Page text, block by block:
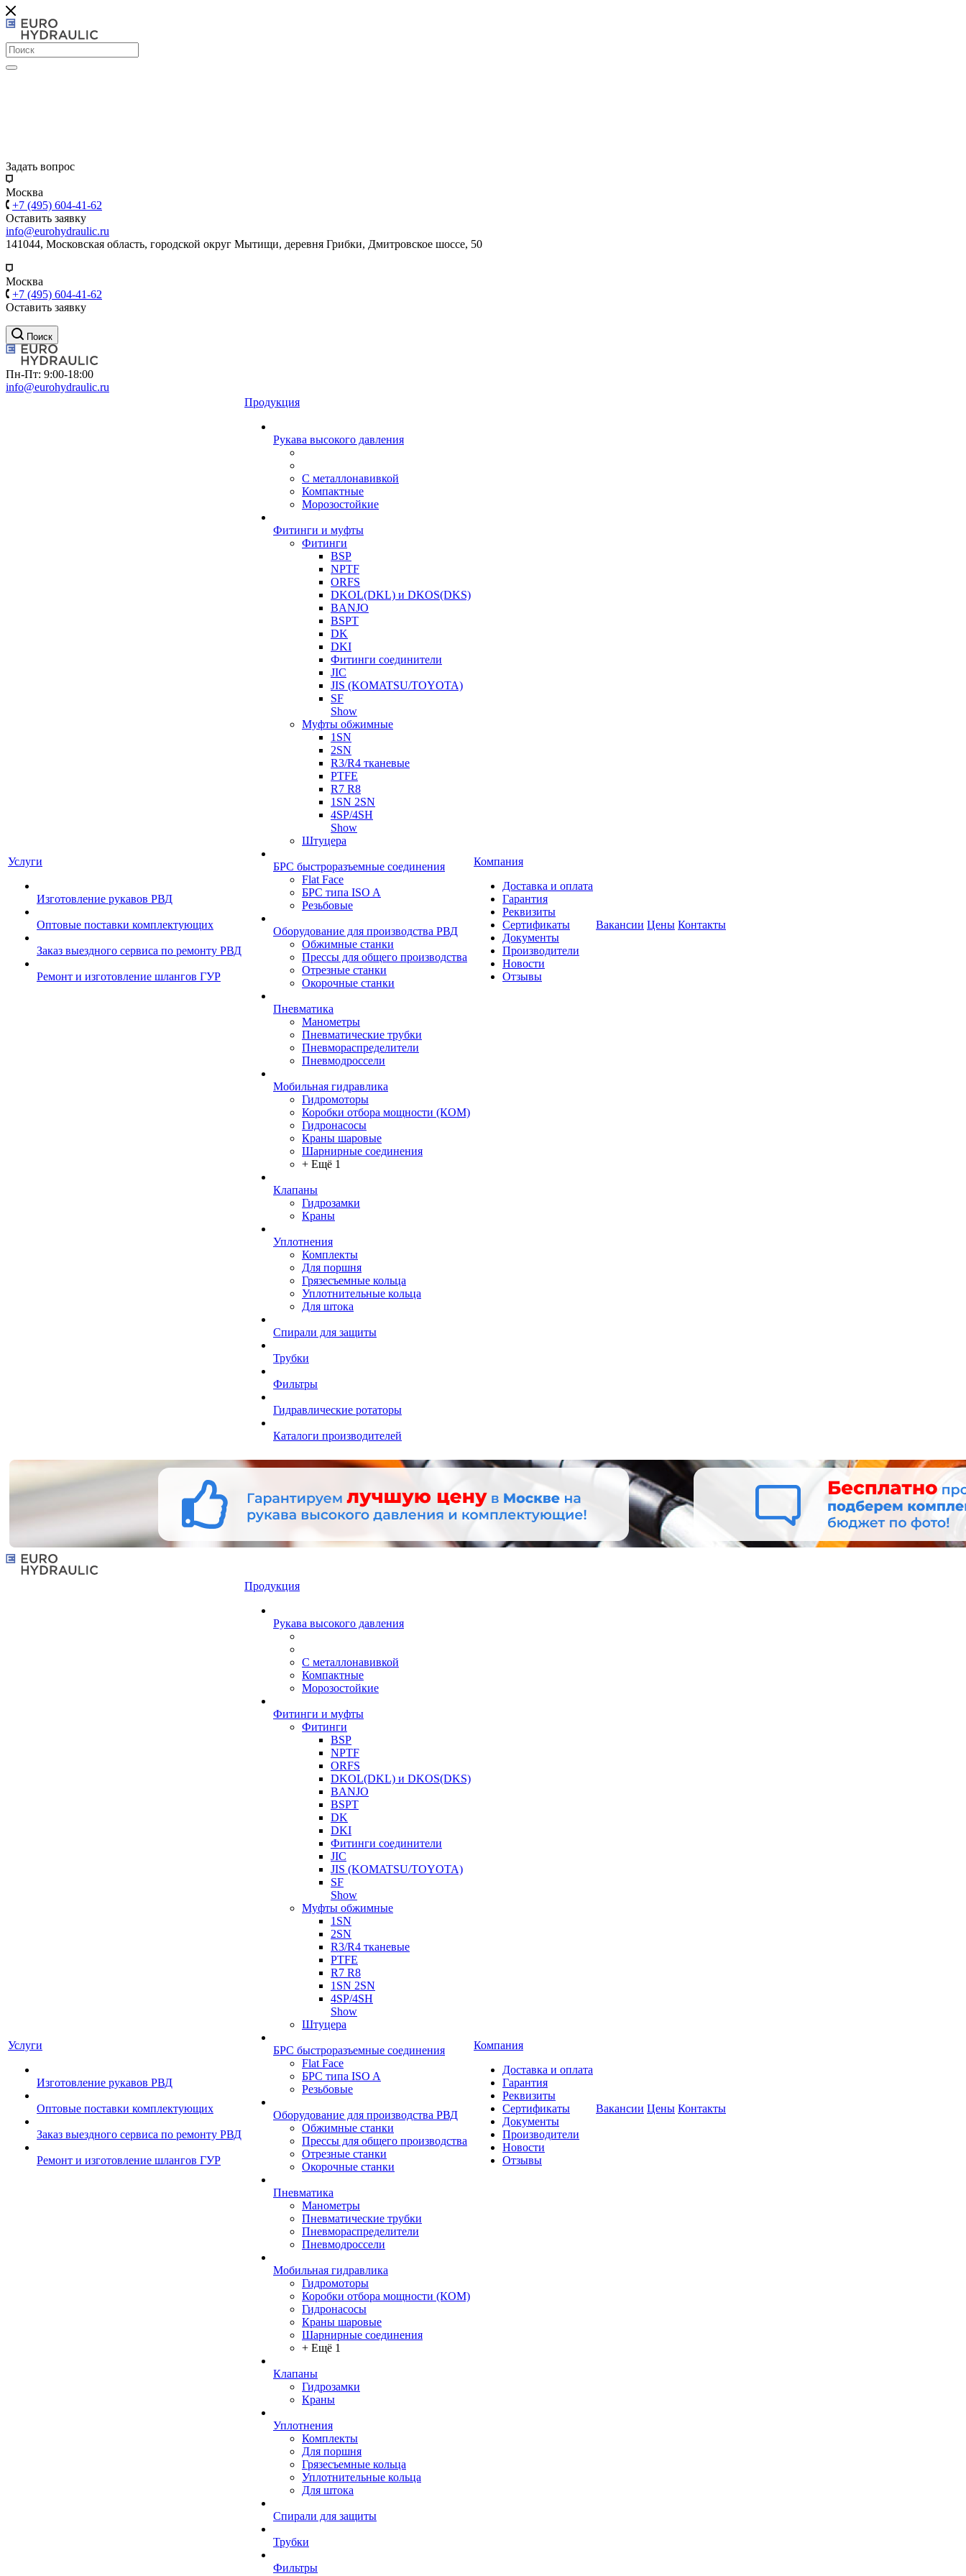
Задать вопрос
Москва
+7 (495) 604-41-62
Оставить заявку
info@eurohydraulic.ru
141044, Московская область, городской округ Мытищи, деревня Грибки, Дмитровское шоссе, 50
Москва
+7 (495) 604-41-62
Оставить заявку
Поиск
Пн-Пт: 9:00-18:00
info@eurohydraulic.ru
Услуги
Изготовление рукавов РВД
Оптовые поставки комплектующих
Заказ выездного сервиса по ремонту РВД
Ремонт и изготовление шлангов ГУР
Продукция
Рукава высокого давления
С металлонавивкой
Компактные
Морозостойкие
Фитинги и муфты
Фитинги
BSP
NPTF
ORFS
DKOL(DKL) и DKOS(DKS)
BANJO
BSPT
DK
DKI
Фитинги соединители
JIC
JIS (KOMATSU/TOYOTA)
SF
Show
Муфты обжимные
1SN
2SN
R3/R4 тканевые
PTFE
R7 R8
1SN 2SN
4SP/4SH
Show
Штуцера
БРС быстроразъемные соединения
Flat Face
БРС типа ISO A
Резьбовые
Оборудование для производства РВД
Обжимные станки
Прессы для общего производства
Отрезные станки
Окорочные станки
Пневматика
Манометры
Пневматические трубки
Пневмораспределители
Пневмодроссели
Мобильная гидравлика
Гидромоторы
Коробки отбора мощности (КОМ)
Гидронасосы
Краны шаровые
Шарнирные соединения
+ Ещё 1
Клапаны
Гидрозамки
Краны
Уплотнения
Комплекты
Для поршня
Грязесъемные кольца
Уплотнительные кольца
Для штока
Спирали для защиты
Трубки
Фильтры
Гидравлические ротаторы
Каталоги производителей
Компания
Доставка и оплата
Гарантия
Реквизиты
Сертификаты
Документы
Производители
Новости
Отзывы
Вакансии Цены Контакты
Услуги
Изготовление рукавов РВД
Оптовые поставки комплектующих
Заказ выездного сервиса по ремонту РВД
Ремонт и изготовление шлангов ГУР
Продукция
Рукава высокого давления
С металлонавивкой
Компактные
Морозостойкие
Фитинги и муфты
Фитинги
BSP
NPTF
ORFS
DKOL(DKL) и DKOS(DKS)
BANJO
BSPT
DK
DKI
Фитинги соединители
JIC
JIS (KOMATSU/TOYOTA)
SF
Show
Муфты обжимные
1SN
2SN
R3/R4 тканевые
PTFE
R7 R8
1SN 2SN
4SP/4SH
Show
Штуцера
БРС быстроразъемные соединения
Flat Face
БРС типа ISO A
Резьбовые
Оборудование для производства РВД
Обжимные станки
Прессы для общего производства
Отрезные станки
Окорочные станки
Пневматика
Манометры
Пневматические трубки
Пневмораспределители
Пневмодроссели
Мобильная гидравлика
Гидромоторы
Коробки отбора мощности (КОМ)
Гидронасосы
Краны шаровые
Шарнирные соединения
+ Ещё 1
Клапаны
Гидрозамки
Краны
Уплотнения
Комплекты
Для поршня
Грязесъемные кольца
Уплотнительные кольца
Для штока
Спирали для защиты
Трубки
Фильтры
Компания
Доставка и оплата
Гарантия
Реквизиты
Сертификаты
Документы
Производители
Новости
Отзывы
Вакансии Цены Контакты